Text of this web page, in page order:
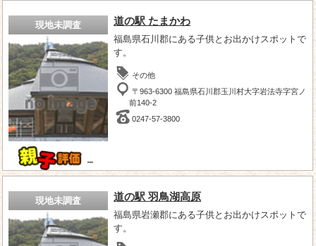
現地未調査
－
道の駅 たまかわ
福島県石川郡にある子供とお出かけスポットで
す。
その他
〒963-6300 福島県石川郡玉川村大字岩法寺字宮ノ
前140-2
0247-57-3800
現地未調査 道の駅 羽鳥湖高原
福島県岩瀬郡にある子供とお出かけスポットで
す。